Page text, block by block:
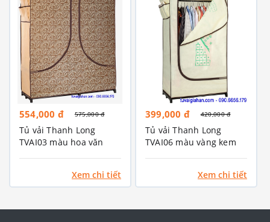
554,000 đ 575,000 đ
Tủ vải Thanh Long
TVAI03 màu hoa văn
Xem chi tiết
399,000 đ 420,000 đ
Tủ vải Thanh Long
TVAI06 màu vàng kem
Xem chi tiết